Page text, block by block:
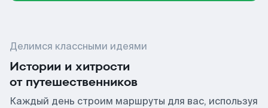
Делимся классными идеями
Истории и хитрости
от путешественников
Каждый день строим маршруты для вас, используя